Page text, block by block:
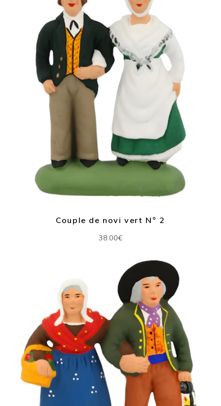
Couple de novi vert N° 2
38.00€